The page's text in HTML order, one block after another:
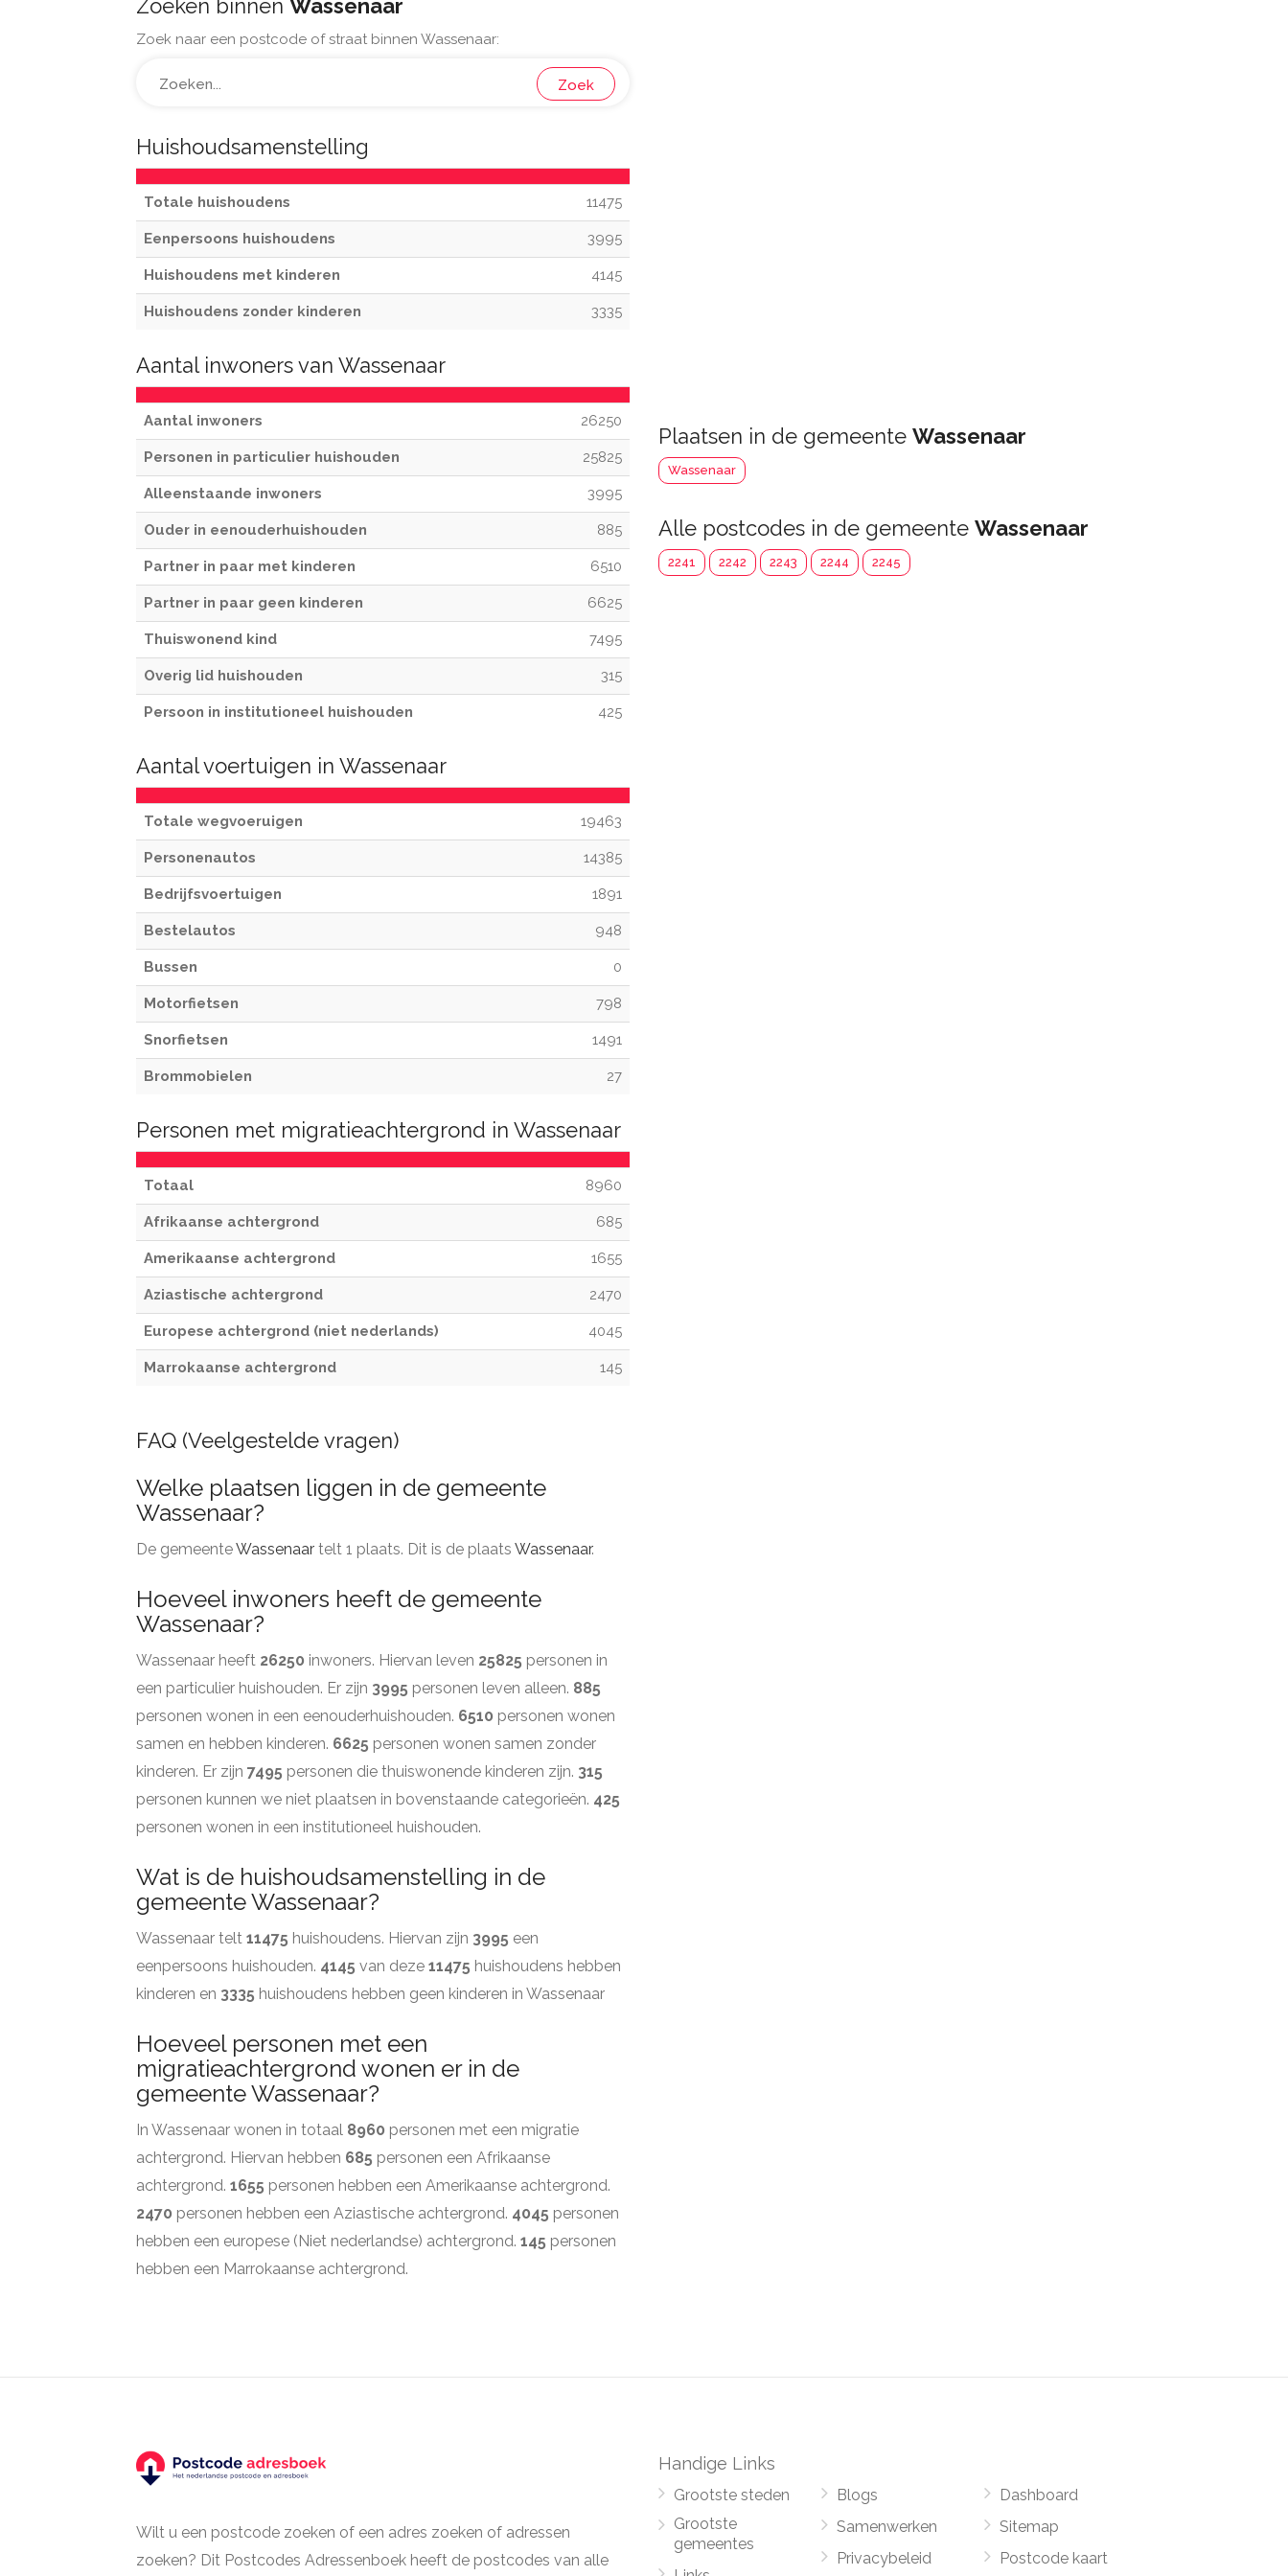
Zoeken binnen Wassenaar
Zoek naar een postcode of straat binnen Wassenaar:
Zoek
Huishoudsamenstelling
Totale huishoudens 11475
Eenpersoons huishoudens 3995
Huishoudens met kinderen 4145
Huishoudens zonder kinderen 3335
Aantal inwoners van Wassenaar
Aantal inwoners 26250
Personen in particulier huishouden 25825
Alleenstaande inwoners 3995
Ouder in eenouderhuishouden 885
Partner in paar met kinderen 6510
Partner in paar geen kinderen 6625
Thuiswonend kind 7495
Overig lid huishouden 315
Persoon in institutioneel huishouden 425
Aantal voertuigen in Wassenaar
Totale wegvoeruigen 19463
Personenautos 14385
Bedrijfsvoertuigen 1891
Bestelautos 948
Bussen 0
Motorfietsen 798
Snorfietsen 1491
Brommobielen 27
Personen met migratieachtergrond in Wassenaar
Totaal 8960
Afrikaanse achtergrond 685
Amerikaanse achtergrond 1655
Aziastische achtergrond 2470
Europese achtergrond (niet nederlands) 4045
Marrokaanse achtergrond 145
Plaatsen in de gemeente Wassenaar
Wassenaar
Alle postcodes in de gemeente Wassenaar
2241 2242 2243 2244 2245
FAQ (Veelgestelde vragen)
Welke plaatsen liggen in de gemeente
Wassenaar?
De gemeenteWassenaar telt 1 plaats. Dit is de plaats Wassenaar.
Hoeveel inwoners heeft de gemeente
Wassenaar?
Wassenaar heeft 26250 inwoners. Hiervan leven 25825 personen in
een particulier huishouden. Er zijn 3995 personen leven alleen. 885
personen wonen in een eenouderhuishouden. 6510 personen wonen
samen en hebben kinderen. 6625 personen wonen samen zonder
kinderen. Er zijn 7495 personen die thuiswonende kinderen zijn. 315
personen kunnen we niet plaatsen in bovenstaande categorieën. 425
personen wonen in een institutioneel huishouden.
Wat is de huishoudsamenstelling in de
gemeente Wassenaar?
Wassenaar telt 11475 huishoudens. Hiervan zijn 3995 een
eenpersoons huishouden. 4145 van deze 11475 huishoudens hebben
kinderen en 3335 huishoudens hebben geen kinderen in Wassenaar
Hoeveel personen met een
migratieachtergrond wonen er in de
gemeente Wassenaar?
In Wassenaar wonen in totaal 8960 personen met een migratie
achtergrond. Hiervan hebben 685 personen een Afrikaanse
achtergrond. 1655 personen hebben een Amerikaanse achtergrond.
2470 personen hebben een Aziastische achtergrond. 4045 personen
hebben een europese (Niet nederlandse) achtergrond. 145 personen
hebben een Marrokaanse achtergrond.
Wilt u een postcode zoeken of een adres zoeken of adressen
zoeken? Dit Postcodes Adressenboek heeft de postcodes van alle
Handige Links
Grootste steden
Grootste
gemeentes
Blogs
Samenwerken
Privacybeleid
Dashboard
Sitemap
Postcode kaart